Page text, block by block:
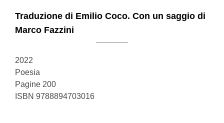
Traduzione di Emilio Coco. Con un saggio di
Marco Fazzini
2022
Poesia
Pagine 200
ISBN 9788894703016